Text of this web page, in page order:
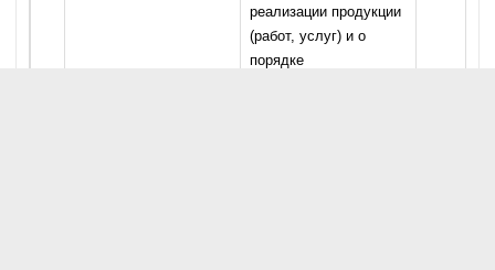
реализации продукции
(работ, услуг) и о
порядке